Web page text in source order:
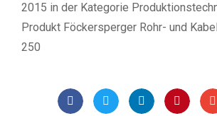
2015 in der Kategorie
Produkt Föckersperger Rohr- und
250